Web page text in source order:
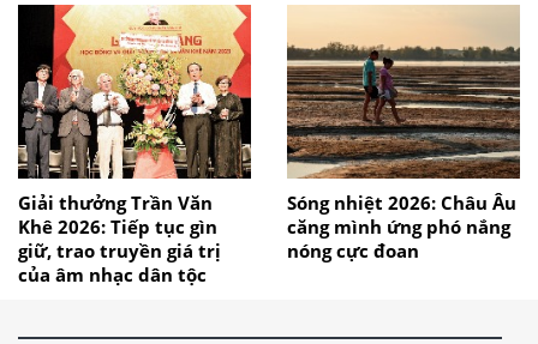
Giải thưởng Trần Văn
Khê 2026: Tiếp tục gìn
giữ, trao truyền giá trị
của âm nhạc dân tộc
Sóng nhiệt 2026: Châu Âu
căng mình ứng phó nắng
nóng cực đoan